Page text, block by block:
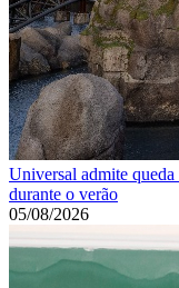
Universal admite
durante o verão
05/08/2026